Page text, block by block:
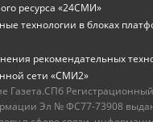
ресурса «24СМИ»
технологии в блоках
рекомендательных
сети «СМИ2»
Газета.СПб
Эл № ФС77-73908